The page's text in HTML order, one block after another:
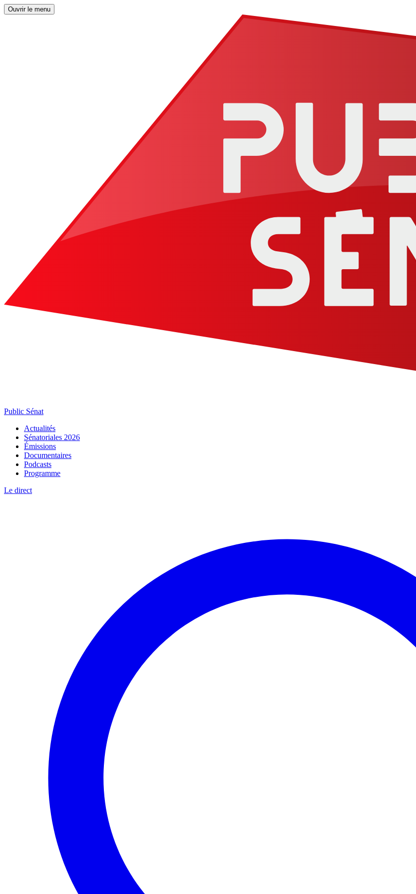
Ouvrir le menu
Public Sénat
Actualités
Sénatoriales 2026
Émissions
Documentaires
Podcasts
Programme
Le direct